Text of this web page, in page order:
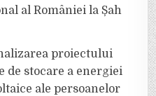
al României la Șah
proiectului
de stocare a energiei
ale persoanelor